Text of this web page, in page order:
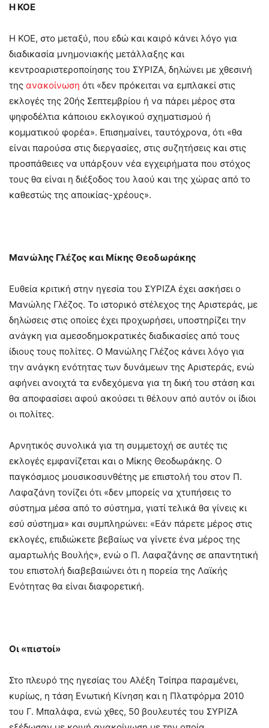
Η ΚΟΕ
Η ΚΟΕ, στο μεταξύ, που εδώ και καιρό κάνει λόγο για
διαδικασία μνημονιακής μετάλλαξης και
κεντροαριστεροποίησης του ΣΥΡΙΖΑ, δηλώνει με χθεσινή
της ανακοίνωση ότι «δεν πρόκειται να εμπλακεί στις
εκλογές της 20ής Σεπτεμβρίου ή να πάρει μέρος στα
ψηφοδέλτια κάποιου εκλογικού σχηματισμού ή
κομματικού φορέα». Επισημαίνει, ταυτόχρονα, ότι «θα
είναι παρούσα στις διεργασίες, στις συζητήσεις και στις
προσπάθειες να υπάρξουν νέα εγχειρήματα που στόχος
τους θα είναι η διέξοδος του λαού και της χώρας από το
καθεστώς της αποικίας-χρέους».
Μανώλης Γλέζος και Μίκης Θεοδωράκης
Ευθεία κριτική στην ηγεσία του ΣΥΡΙΖΑ έχει ασκήσει ο
Μανώλης Γλέζος. Το ιστορικό στέλεχος της Αριστεράς, με
δηλώσεις στις οποίες έχει προχωρήσει, υποστηρίζει την
ανάγκη για αμεσοδημοκρατικές διαδικασίες από τους
ίδιους τους πολίτες. Ο Μανώλης Γλέζος κάνει λόγο για
την ανάγκη ενότητας των δυνάμεων της Αριστεράς, ενώ
αφήνει ανοιχτά τα ενδεχόμενα για τη δική του στάση και
θα αποφασίσει αφού ακούσει τι θέλουν από αυτόν οι ίδιοι
οι πολίτες.
Αρνητικός συνολικά για τη συμμετοχή σε αυτές τις
εκλογές εμφανίζεται και ο Μίκης Θεοδωράκης. Ο
παγκόσμιος μουσικοσυνθέτης με επιστολή του στον Π.
Λαφαζάνη τονίζει ότι «δεν μπορείς να χτυπήσεις το
σύστημα μέσα από το σύστημα, γιατί τελικά θα γίνεις κι
εσύ σύστημα» και συμπληρώνει: «Εάν πάρετε μέρος στις
εκλογές, επιδιώκετε βεβαίως να γίνετε ένα μέρος της
αμαρτωλής Βουλής», ενώ ο Π. Λαφαζάνης σε απαντητική
του επιστολή διαβεβαιώνει ότι η πορεία της Λαϊκής
Ενότητας θα είναι διαφορετική.
Οι «πιστοί»
Στο πλευρό της ηγεσίας του Αλέξη Τσίπρα παραμένει,
κυρίως, η τάση Ενωτική Κίνηση και η Πλατφόρμα 2010
του Γ. Μπαλάφα, ενώ χθες, 50 βουλευτές του ΣΥΡΙΖΑ